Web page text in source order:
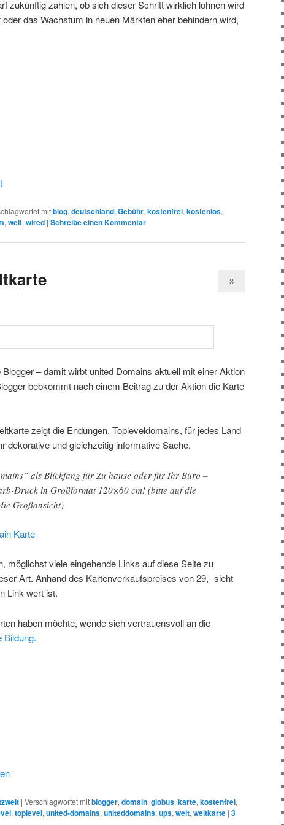
zukünftig zahlen, ob sich dieser Schritt wirklich lohnen wird
das Wachstum in neuen Märkten eher behindern wird,
mitblog, deutschland, Gebühr, kostenfrei, kostenlos,
, welt, wired | Schreibe einen Kommentar
3
– damit wirbt united Domains aktuell mit einer Aktion
bebkommt nach einem Beitrag zu der Aktion die Karte
zeigt die Endungen, Topleveldomains, für jedes Land
dekorative und gleichzeitig informative Sache.
als Blickfang für Zu hause oder für Ihr Büro –
Druck in Großformat 120×60 cm! (bitte auf die
Großansicht)
Karte
möglichst viele eingehende Links auf diese Seite zu
Art. Anhand des Kartenverkaufspreises von 29,- sieht
Link wert ist.
haben möchte, wende sich vertrauensvoll an die
Bildung.
| Verschlagwortet mitblogger, domain, globus, karte, kostenfrei,
, toplevel, united-domains, uniteddomains, ups, welt, weltkarte | 3